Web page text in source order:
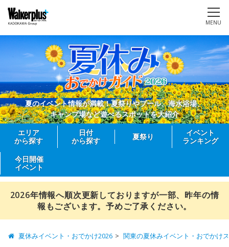
MENU
夏のイベント情報が満載！夏祭りやプール、海水浴場、
キャンプ場など遊べるスポットを大紹介
エリア
から探す
日付
から探す
夏祭り
イベント
ランキング
今日開催
イベント
2026年情報へ順次更新しておりますが一部、昨年の情
報もございます。予めご了承ください。
夏休みイベント・おでかけ2026 関東の夏休みイベント・おでかけ